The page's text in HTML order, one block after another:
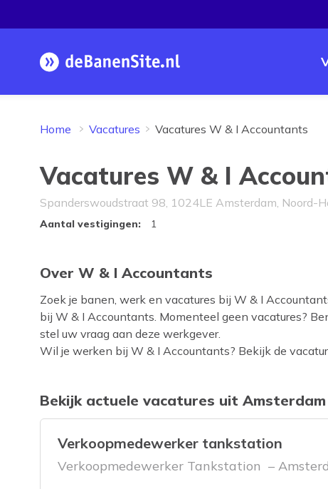
Homepage
Home Vacatures Vacatures W & I Accountants
Vacatures W & I
Spanderswoudstraat 98, 1024LE Amsterdam, Noord-
Bedrijfsprofiel W & I
Aantal vestigingen: 1
Over W & I Accountants
Zoek je banen, werk en vacatures bij W & I
bij W & I Accountants. Momenteel geen vacatures?
stel uw vraag aan deze werkgever.
Wil je werken bij W & I Accountants? Bekijk de
Bekijk actuele vacatures uit Amsterdam
Verkoopmedewerker tankstation
Verkoopmedewerker Tankstation –